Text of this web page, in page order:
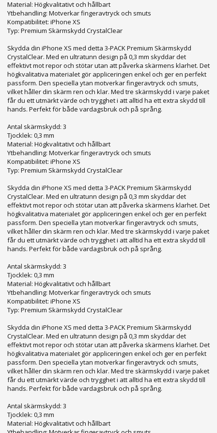
Material: Högkvalitativt och hållbart
Ytbehandling: Motverkar fingeravtryck och smuts
Kompatibilitet: iPhone XS
Typ: Premium Skärmskydd CrystalClear
Skydda din iPhone XS med detta 3-PACK Premium Skärmskydd
CrystalClear. Med en ultratunn design på 0,3 mm skyddar det
effektivt mot repor och stötar utan att påverka skärmens klarhet. Det
högkvalitativa materialet gör appliceringen enkel och ger en perfekt
passform. Den speciella ytan motverkar fingeravtryck och smuts,
vilket håller din skärm ren och klar. Med tre skärmskydd i varje paket
får du ett utmärkt värde och trygghet i att alltid ha ett extra skydd till
hands. Perfekt för både vardagsbruk och på språng.
Antal skärmskydd: 3
Tjocklek: 0,3 mm
Material: Högkvalitativt och hållbart
Ytbehandling: Motverkar fingeravtryck och smuts
Kompatibilitet: iPhone XS
Typ: Premium Skärmskydd CrystalClear
Skydda din iPhone XS med detta 3-PACK Premium Skärmskydd
CrystalClear. Med en ultratunn design på 0,3 mm skyddar det
effektivt mot repor och stötar utan att påverka skärmens klarhet. Det
högkvalitativa materialet gör appliceringen enkel och ger en perfekt
passform. Den speciella ytan motverkar fingeravtryck och smuts,
vilket håller din skärm ren och klar. Med tre skärmskydd i varje paket
får du ett utmärkt värde och trygghet i att alltid ha ett extra skydd till
hands. Perfekt för både vardagsbruk och på språng.
Antal skärmskydd: 3
Tjocklek: 0,3 mm
Material: Högkvalitativt och hållbart
Ytbehandling: Motverkar fingeravtryck och smuts
Kompatibilitet: iPhone XS
Typ: Premium Skärmskydd CrystalClear
Skydda din iPhone XS med detta 3-PACK Premium Skärmskydd
CrystalClear. Med en ultratunn design på 0,3 mm skyddar det
effektivt mot repor och stötar utan att påverka skärmens klarhet. Det
högkvalitativa materialet gör appliceringen enkel och ger en perfekt
passform. Den speciella ytan motverkar fingeravtryck och smuts,
vilket håller din skärm ren och klar. Med tre skärmskydd i varje paket
får du ett utmärkt värde och trygghet i att alltid ha ett extra skydd till
hands. Perfekt för både vardagsbruk och på språng.
Antal skärmskydd: 3
Tjocklek: 0,3 mm
Material: Högkvalitativt och hållbart